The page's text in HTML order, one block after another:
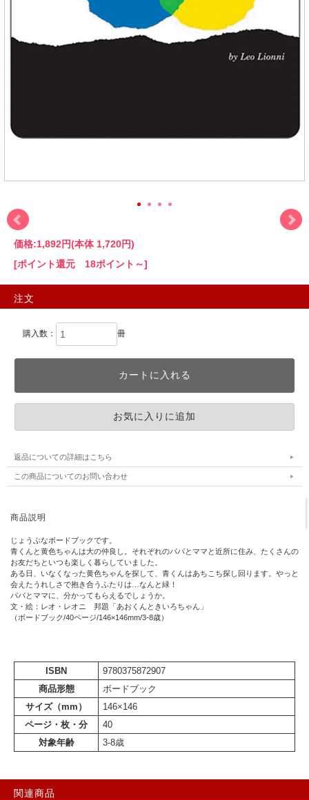
価格:1,892円(本体 1,720円)
[ポイント還元 18ポイント～]
注文
購入数： 冊
返品についての詳細はこちら
この商品についてのお問い合わせ
商品説明
じょうぶなボードブックです。
青くんと黄色ちゃんは大の仲良し。それぞれのパパとママと近所に住み、たくさんの
お友だちといつも楽しく暮らしていました。
ある日、いなくなった黄色ちゃんを探して、青くんはあちこち探し回ります。やっと
会えたうれしさで抱き合うふたりは…なんと緑！
パパとママに、分かってもらえるでしょうか。
文・絵：レオ・レオニ 邦題「あおくんときいろちゃん」
（ボードブック/40ページ/146×146mm/3-8歳）
ISBN
9780375872907
商品形態
ボードブック
サイズ（mm）
146×146
ページ・枚・分
40
対象年齢
3-8歳
関連商品